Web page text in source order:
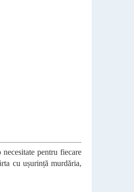
pentru fiecare
cu ușurință murdăria,